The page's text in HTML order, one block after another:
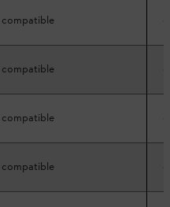
compatible
compatible
compatible
compatible